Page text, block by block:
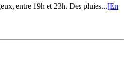
entre 19h et 23h. Des pluies...[En